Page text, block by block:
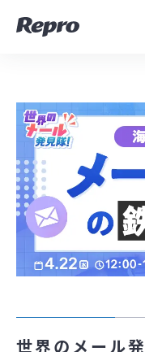
MAツール
コンサルティング
導入事例
セミナー／イベント
資料／コンテンツ
世界のメール